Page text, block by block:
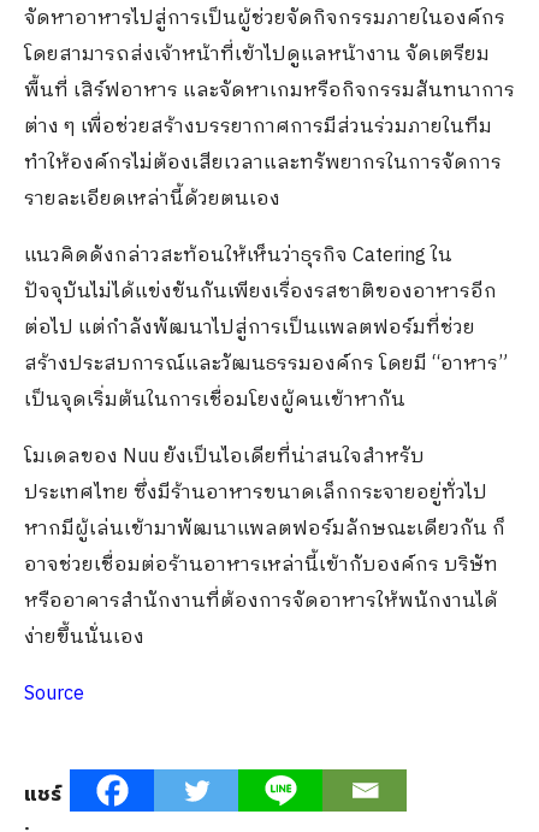
จัดหาอาหารไปสู่การเป็นผู้ช่วยจัดกิจกรรมภายในองค์กร
โดยสามารถส่งเจ้าหน้าที่เข้าไปดูแลหน้างาน จัดเตรียม
พื้นที่ เสิร์ฟอาหาร และจัดหาเกมหรือกิจกรรมสันทนาการ
ต่าง ๆ เพื่อช่วยสร้างบรรยากาศการมีส่วนร่วมภายในทีม
ทำให้องค์กรไม่ต้องเสียเวลาและทรัพยากรในการจัดการ
รายละเอียดเหล่านี้ด้วยตนเอง
แนวคิดดังกล่าวสะท้อนให้เห็นว่าธุรกิจ Catering ใน
ปัจจุบันไม่ได้แข่งขันกันเพียงเรื่องรสชาติของอาหารอีก
ต่อไป แต่กำลังพัฒนาไปสู่การเป็นแพลตฟอร์มที่ช่วย
สร้างประสบการณ์และวัฒนธรรมองค์กร โดยมี “อาหาร”
เป็นจุดเริ่มต้นในการเชื่อมโยงผู้คนเข้าหากัน
โมเดลของ Nuu ยังเป็นไอเดียที่น่าสนใจสำหรับ
ประเทศไทย ซึ่งมีร้านอาหารขนาดเล็กกระจายอยู่ทั่วไป
หากมีผู้เล่นเข้ามาพัฒนาแพลตฟอร์มลักษณะเดียวกัน ก็
อาจช่วยเชื่อมต่อร้านอาหารเหล่านี้เข้ากับองค์กร บริษัท
หรืออาคารสำนักงานที่ต้องการจัดอาหารให้พนักงานได้
ง่ายขึ้นนั่นเอง
Source
แชร์